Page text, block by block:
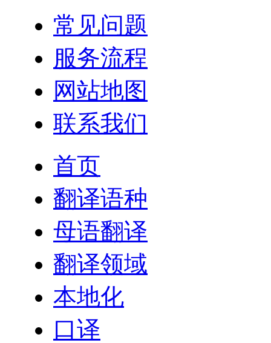
常见问题
服务流程
网站地图
联系我们
首页
翻译语种
母语翻译
翻译领域
本地化
口译